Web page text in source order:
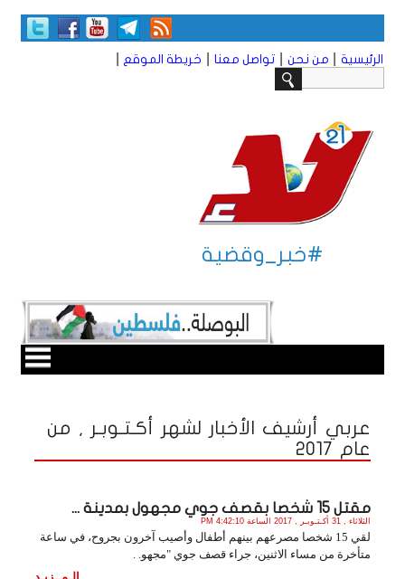
الرئيسية من نحن تواصل معنا خريطة الموقع
#خبر_وقضية
عربي أرشيف الأخبار لشهر أكـتـوبـر , من
عام 2017
مقتل 15 شخصا بقصف جوي مجهول بمدينة ...
الثلاثاء , 31 أكـتـوبـر , 2017 الساعة 4:42:10 PM
لقي 15 شخصا مصرعهم بينهم أطفال وأصيب آخرون بجروح، في ساعة
متأخرة من مساء الاثنين، جراء قصف جوي "مجهو. .